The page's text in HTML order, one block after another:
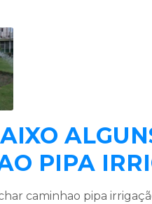
PIPA
caminhao pipa